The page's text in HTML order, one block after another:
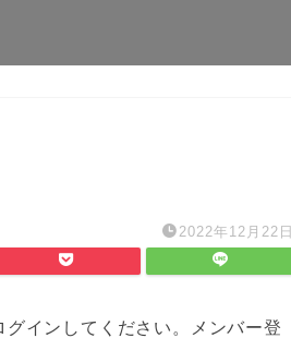
2022年12月22日
インしてください。メンバー登